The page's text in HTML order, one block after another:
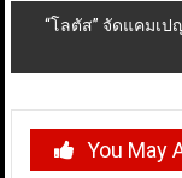
“โลตัส” จัดแคมเ
You May